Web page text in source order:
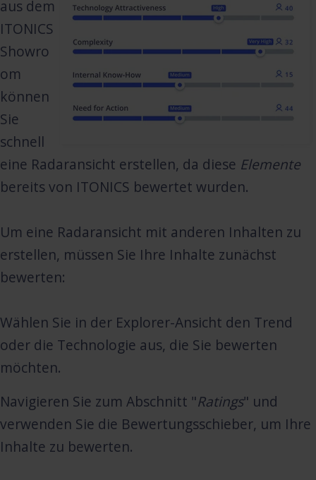
aus dem
ITONICS
Showro
om
können
Sie
schnell
eine Radaransicht erstellen, da diese Elemente
bereits von ITONICS bewertet wurden.
Um eine Radaransicht mit anderen Inhalten zu
erstellen, müssen Sie Ihre Inhalte zunächst
bewerten:
Wählen Sie in der Explorer-Ansicht den Trend
oder die Technologie aus, die Sie bewerten
möchten.
Navigieren Sie zum Abschnitt "Ratings" und
verwenden Sie die Bewertungsschieber, um Ihre
Inhalte zu bewerten.